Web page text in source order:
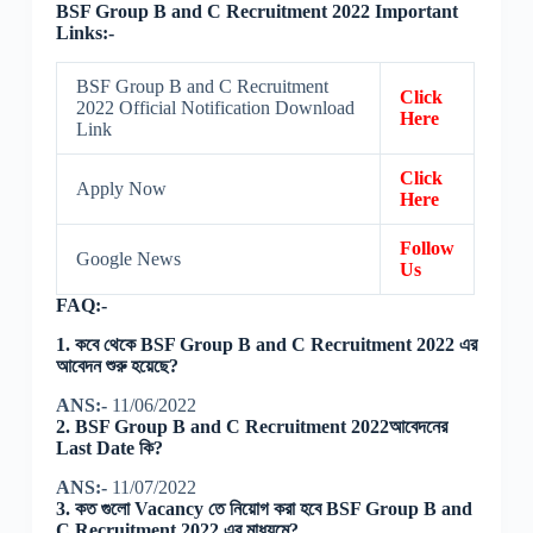
BSF Group B and C Recruitment 2022 Important
Links:-
BSF Group B and C Recruitment
2022 Official Notification Download
Link
Click
Here
Apply Now
Click
Here
Google News
Follow
Us
FAQ:-
1. কবে থেকে BSF Group B and C Recruitment 2022 এর
আবেদন শুরু হয়েছে?
ANS:- 11/06/2022
2. BSF Group B and C Recruitment 2022আবেদনের
Last Date কি?
ANS:- 11/07/2022
3. কত গুলো Vacancy তে নিয়োগ করা হবে BSF Group B and